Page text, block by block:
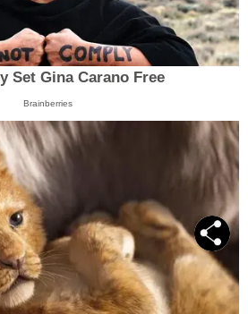
Set Gina Carano Free
Brainberries